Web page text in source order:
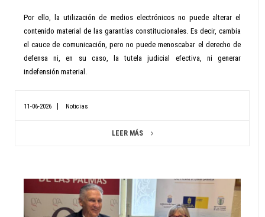
Por ello, la utilización de medios electrónicos no puede alterar el
contenido material de las garantías constitucionales. Es decir, cambia
el cauce de comunicación, pero no puede menoscabar el derecho de
defensa ni, en su caso, la tutela judicial efectiva, ni generar
indefensión material.
11-06-2026 Noticias
LEER MÁS